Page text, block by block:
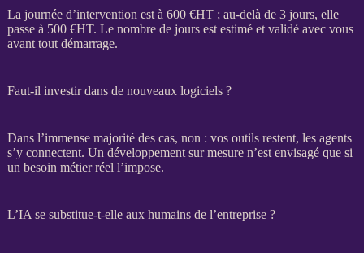
La journée d’intervention est à 600 €HT; au-delà de 3 jours, elle
passe à 500 €HT. Le nombre de jours est estimé et validé avec vous
avant tout démarrage.
Faut-il investir dans de nouveaux logiciels ?
Dans l’immense majorité des cas, non : vos outils restent, les agents
s’y connectent. Un développement sur mesure n’est envisagé que si
un besoin métier réel l’impose.
L’IA se substitue-t-elle aux humains de l’entreprise ?